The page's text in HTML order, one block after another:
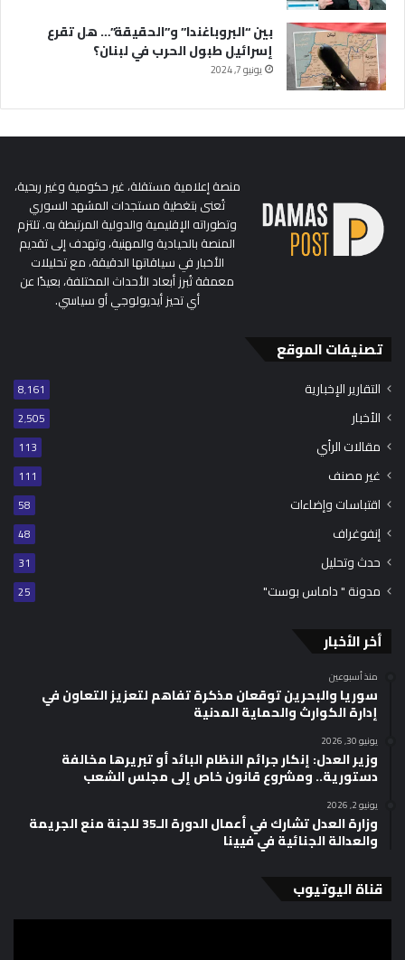
بين “البروباغندا” و”الحقيقة”… هل تقرع
إسرائيل طبول الحرب في لبنان؟
يونيو 7, 2024
منصة إعلامية مستقلة، غير حكومية وغير ربحية،
تُعنى بتغطية مستجدات المشهد السوري
وتطوراته الإقليمية والدولية المرتبطة به. تلتزم
المنصة بالحيادية والمهنية، وتهدف إلى تقديم
الأخبار في سياقاتها الدقيقة، مع تحليلات
معمقة تُبرز أبعاد الأحداث المختلفة، بعيدًا عن
أي تحيز أيديولوجي أو سياسي.
تصنيفات الموقع
التقارير الإخبارية 8٬161
الأخبار 2٬505
مقالات الرأي 113
غير مصنف 111
اقتباسات وإضاءات 58
إنفوغراف 48
حدث وتحليل 31
مدونة " داماس بوست" 25
أخر الأخبار
منذ أسبوعين
سوريا والبحرين توقعان مذكرة تفاهم لتعزيز التعاون في
إدارة الكوارث والحماية المدنية
يونيو 30, 2026
وزير العدل: إنكار جرائم النظام البائد أو تبريرها مخالفة
دستورية.. ومشروع قانون خاص إلى مجلس الشعب
يونيو 2, 2026
وزارة العدل تشارك في أعمال الدورة الـ35 للجنة منع الجريمة
والعدالة الجنائية في فيينا
قناة اليوتيوب